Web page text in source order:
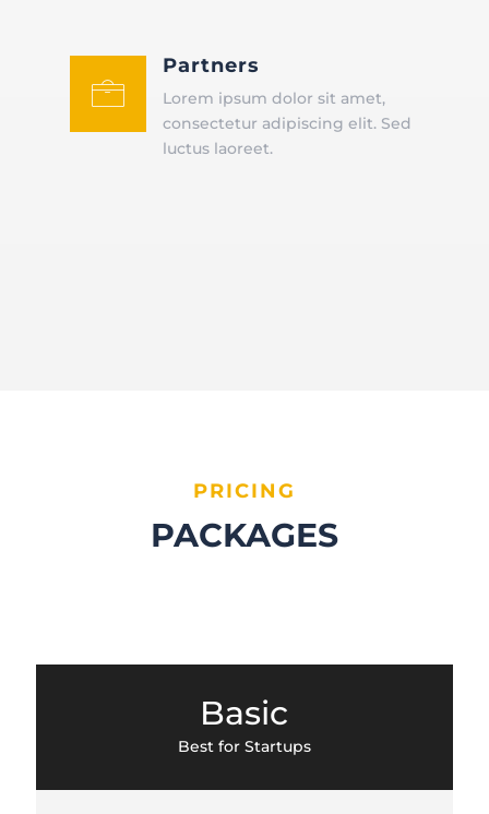
󡤅
Partners
Lorem ipsum dolor sit amet,
consectetur adipiscing elit. Sed
luctus laoreet.
PRICING
PACKAGES
Basic
Best for Startups